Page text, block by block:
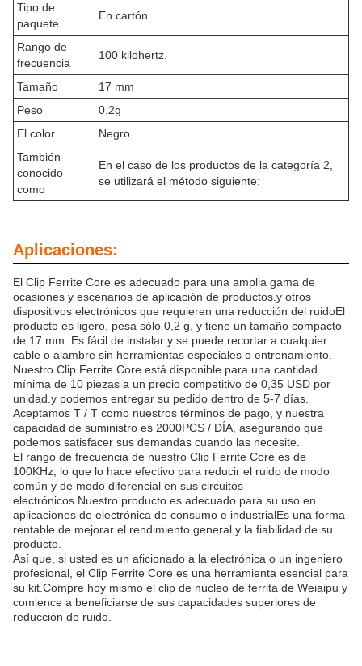
Tipo de
paquete
En cartón
Rango de
frecuencia
100 kilohertz.
Tamaño
17 mm
Peso
0.2g
El color
Negro
También
conocido
como
En el caso de los productos de la categoría 2,
se utilizará el método siguiente:
Aplicaciones:
El Clip Ferrite Core es adecuado para una amplia gama de
ocasiones y escenarios de aplicación de productos.y otros
dispositivos electrónicos que requieren una reducción del ruidoEl
producto es ligero, pesa sólo 0,2 g, y tiene un tamaño compacto
de 17 mm. Es fácil de instalar y se puede recortar a cualquier
cable o alambre sin herramientas especiales o entrenamiento.
Nuestro Clip Ferrite Core está disponible para una cantidad
mínima de 10 piezas a un precio competitivo de 0,35 USD por
unidad.y podemos entregar su pedido dentro de 5-7 días.
Aceptamos T / T como nuestros términos de pago, y nuestra
capacidad de suministro es 2000PCS / DÍA, asegurando que
podemos satisfacer sus demandas cuando las necesite.
El rango de frecuencia de nuestro Clip Ferrite Core es de
100KHz, lo que lo hace efectivo para reducir el ruido de modo
común y de modo diferencial en sus circuitos
electrónicos.Nuestro producto es adecuado para su uso en
aplicaciones de electrónica de consumo e industrialEs una forma
rentable de mejorar el rendimiento general y la fiabilidad de su
producto.
Así que, si usted es un aficionado a la electrónica o un ingeniero
profesional, el Clip Ferrite Core es una herramienta esencial para
su kit.Compre hoy mismo el clip de núcleo de ferrita de Weiaipu y
comience a beneficiarse de sus capacidades superiores de
reducción de ruido.